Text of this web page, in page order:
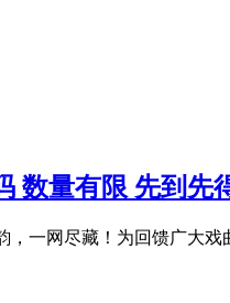
数量有限 先到先
，一网尽藏！为回馈广大